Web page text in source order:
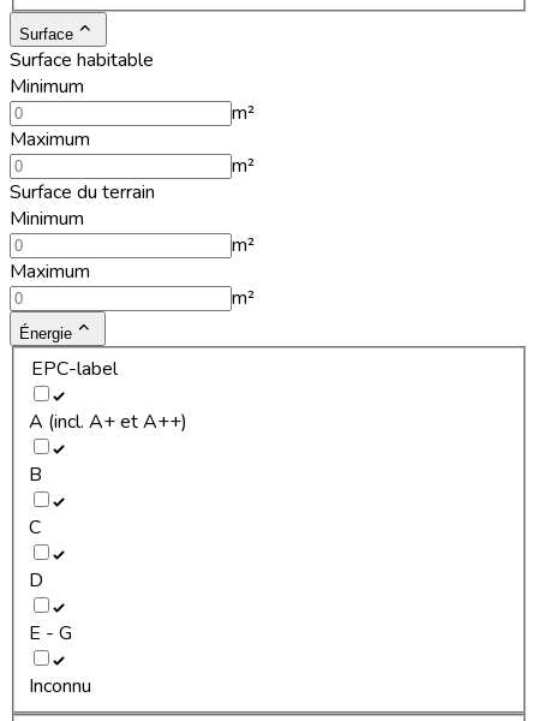
Surface
Surface habitable
Minimum
m²
Maximum
m²
Surface du terrain
Minimum
m²
Maximum
m²
Énergie
EPC-label
A (incl. A+ et A++)
B
C
D
E - G
Inconnu